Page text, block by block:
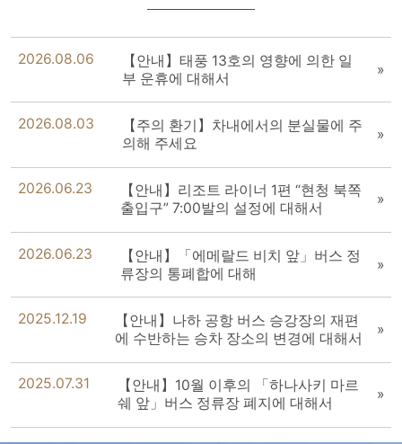
2026.08.06
【안내】태풍 13호의 영향에 의한 일
부 운휴에 대해서
2026.08.03
【주의 환기】차내에서의 분실물에 주
의해 주세요
2026.06.23
【안내】리조트 라이너 1편 “현청 북쪽
출입구” 7:00발의 설정에 대해서
2026.06.23
【안내】「에메랄드 비치 앞」버스 정
류장의 통폐합에 대해
2025.12.19
【안내】나하 공항 버스 승강장의 재편
에 수반하는 승차 장소의 변경에 대해서
2025.07.31
【안내】10월 이후의 「하나사키 마르
쉐 앞」버스 정류장 폐지에 대해서